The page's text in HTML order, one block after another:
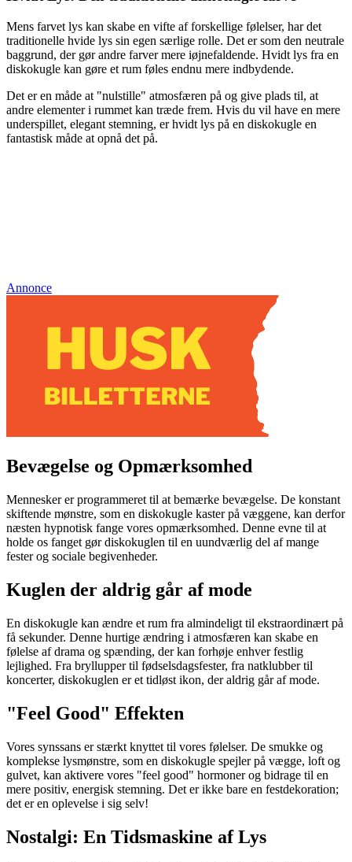
Mens farvet lys kan skabe en vifte af forskellige følelser, har det
traditionelle hvide lys sin egen særlige rolle. Det er som den neutrale
baggrund, der gør andre farver mere iøjnefaldende. Hvidt lys fra en
diskokugle kan gøre et rum føles endnu mere indbydende.
Det er en måde at "nulstille" atmosfæren på og give plads til, at
andre elementer i rummet kan træde frem. Hvis du vil have en mere
underspillet, elegant stemning, er hvidt lys på en diskokugle en
fantastisk måde at opnå det på.
Annonce
Bevægelse og Opmærksomhed
Mennesker er programmeret til at bemærke bevægelse. De konstant
skiftende mønstre, som en diskokugle kaster på væggene, kan derfor
næsten hypnotisk fange vores opmærksomhed. Denne evne til at
holde os fanget gør diskokuglen til en uundværlig del af mange
fester og sociale begivenheder.
Kuglen der aldrig går af mode
En diskokugle kan ændre et rum fra almindeligt til ekstraordinært på
få sekunder. Denne hurtige ændring i atmosfæren kan skabe en
følelse af drama og spænding, der kan forhøje enhver festlig
lejlighed. Fra bryllupper til fødselsdagsfester, fra natklubber til
koncerter, diskokuglen er et tidløst ikon, der aldrig går af mode.
"Feel Good" Effekten
Vores synssans er stærkt knyttet til vores følelser. De smukke og
komplekse lysmønstre, som en diskokugle spejler på vægge, loft og
gulvet, kan aktivere vores "feel good" hormoner og bidrage til en
mere positiv, energisk stemning. Det er ikke bare en festdekoration;
det er en oplevelse i sig selv!
Nostalgi: En Tidsmaskine af Lys